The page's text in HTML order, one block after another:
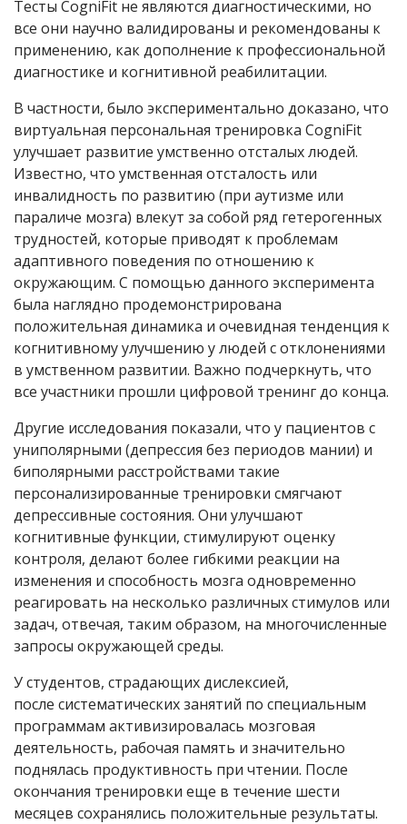
Тесты CogniFit не являются диагностическими, но
все они научно валидированы и рекомендованы к
применению, как дополнение к профессиональной
диагностике и когнитивной реабилитации.
В частности, было экспериментально доказано, что
виртуальная персональная тренировка CogniFit
улучшает развитие умственно отсталых людей.
Известно, что умственная отсталость или
инвалидность по развитию (при аутизме или
параличе мозга) влекут за собой ряд гетерогенных
трудностей, которые приводят к проблемам
адаптивного поведения по отношению к
окружающим. С помощью данного эксперимента
была наглядно продемонстрирована
положительная динамика и очевидная тенденция к
когнитивному улучшению у людей с отклонениями
в умственном развитии. Важно подчеркнуть, что
все участники прошли цифровой тренинг до конца.
Другие исследования показали, что у пациентов с
униполярными (депрессия без периодов мании) и
биполярными расстройствами такие
персонализированные тренировки смягчают
депрессивные состояния. Они улучшают
когнитивные функции, стимулируют оценку
контроля, делают более гибкими реакции на
изменения и способность мозга одновременно
реагировать на несколько различных стимулов или
задач, отвечая, таким образом, на многочисленные
запросы окружающей среды.
У студентов, страдающих дислексией,
после систематических занятий по специальным
программам активизировалась мозговая
деятельность, рабочая память и значительно
поднялась продуктивность при чтении. После
окончания тренировки еще в течение шести
месяцев сохранялись положительные результаты.